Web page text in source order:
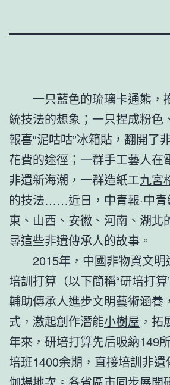
一只藍色的琉璃卡通熊，
統技法的想象；一只捏成粉色
報喜“泥咕咕”冰箱貼，翻開了
花費的途徑；一群手工藝人在
非遺新海潮，一群造紙工九宮
的技法……近日，中青報·中青
東、山西、安徽、河南、湖北
尋這些非遺傳承人的故事。
2015年，中國非物資文
培訓打算（以下簡稱“研培打
輔助傳承人進步文明藝術涵養
式，激起創作潛能小樹屋 ，
年來，研培打算先后吸納149
培班1400余期，直接培訓非遺
伽場地次。各省區市同步展開